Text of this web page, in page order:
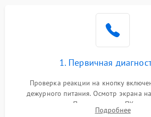
1000 ₽
Поломка системы
автоматического
1000 ₽
Неисправность системы
1000 ₽
1. Первичная
Проверка реакции на кнопку
дежурного питания. Осмотр экрана
повреждения. Подключение к ПК для
изображения, работы подсветки и
Подробнее